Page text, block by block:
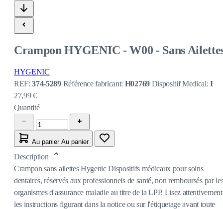
Crampon HYGENIC - W00 - Sans
HYGENIC
REF:374-5289 Référence fabricant: H02769 Dispositif Medical:I
27,99 €
Quantité
Au panier Au panier
Description
Crampon sans ailettes Hygenic Dispositifs médicaux pour soins
dentaires, réservés aux professionnels de santé, non remboursés par
organismes d'assurance maladie au titre de la LPP. Lisez attentivement
les instructions figurant dans la notice ou sur l'étiquetage avant toute